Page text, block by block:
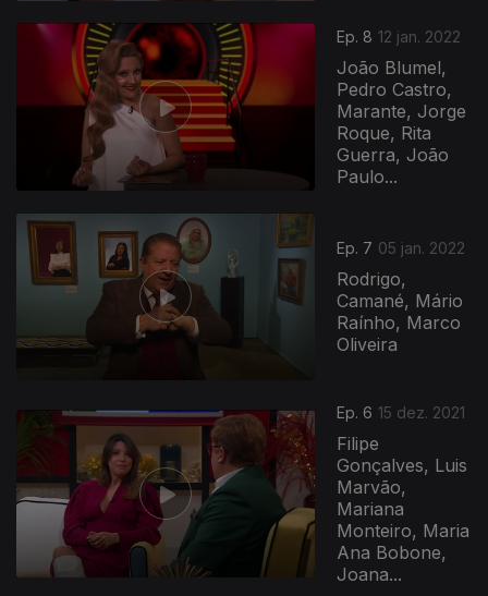
Ep. 8 12 jan. 2022
João Blumel,
Pedro Castro,
Marante, Jorge
Roque, Rita
Guerra, João
Paulo...
Ep. 7 05 jan. 2022
Rodrigo,
Camané, Mário
Raínho, Marco
Oliveira
Ep. 6 15 dez. 2021
Filipe
Gonçalves, Luis
Marvão,
Mariana
Monteiro, Maria
Ana Bobone,
Joana...